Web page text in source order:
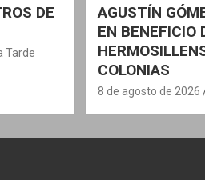
DE
Tarde
AGUSTÍN
EN BENEFICIO
COLONIAS
8 de agosto de 2026